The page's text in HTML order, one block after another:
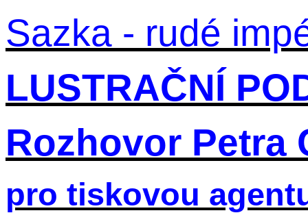
Sazka - rudé
LUSTRAČNÍ
Rozhovor Petra
pro tiskovou